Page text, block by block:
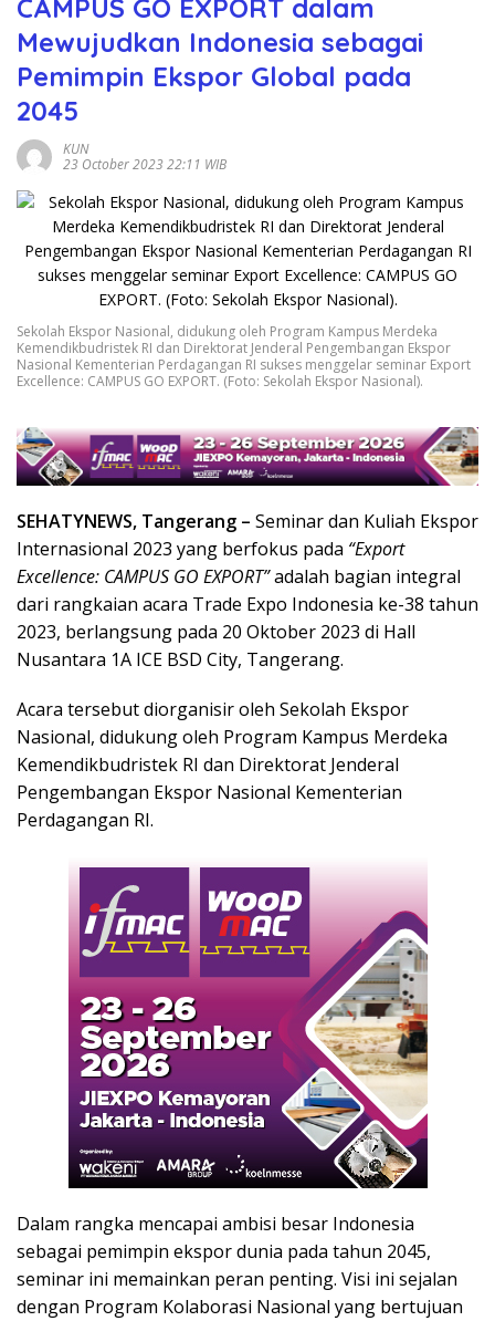
CAMPUS GO EXPORT dalam
Mewujudkan Indonesia sebagai
Pemimpin Ekspor Global pada
2045
KUN
23 October 2023 22:11 WIB
Sekolah Ekspor Nasional, didukung oleh Program Kampus Merdeka
Kemendikbudristek RI dan Direktorat Jenderal Pengembangan Ekspor
Nasional Kementerian Perdagangan RI sukses menggelar seminar Export
Excellence: CAMPUS GO EXPORT. (Foto: Sekolah Ekspor Nasional).
SEHATYNEWS, Tangerang – Seminar dan Kuliah Ekspor
Internasional 2023 yang berfokus pada “Export
Excellence: CAMPUS GO EXPORT”adalah bagian integral
dari rangkaian acara Trade Expo Indonesia ke-38 tahun
2023, berlangsung pada 20 Oktober 2023 di Hall
Nusantara 1A ICE BSD City, Tangerang.
Acara tersebut diorganisir oleh Sekolah Ekspor
Nasional, didukung oleh Program Kampus Merdeka
Kemendikbudristek RI dan Direktorat Jenderal
Pengembangan Ekspor Nasional Kementerian
Perdagangan RI.
Dalam rangka mencapai ambisi besar Indonesia
sebagai pemimpin ekspor dunia pada tahun 2045,
seminar ini memainkan peran penting. Visi ini sejalan
dengan Program Kolaborasi Nasional yang bertujuan